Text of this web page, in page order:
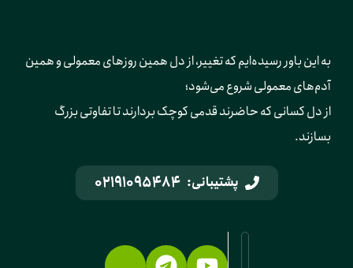
به این باور رسیده‌ایم که تغییر، از دل همین روزهای معمولی و همین
آدم‌های معمولی شروع می‌شود؛
از دل کسانی که حاضرند قدمی کوچک بردارند تا تفاوتی بزرگ
بسازند.
پشتیبانی: 02191095484